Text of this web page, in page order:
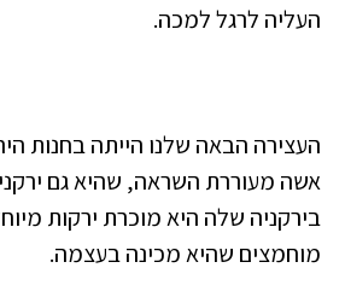
העליה לרגל למכה.
העצירה הבאה שלנו הייתה בחנות
אשה מעוררת השראה, שהיא גם
בירקניה שלה היא מוכרת ירקות
מוחמצים שהיא מכינה בעצמה.